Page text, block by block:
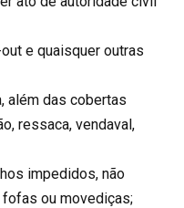
e quaisquer outras
além das cobertas
ressaca, vendaval,
impedidos, não
ou movediças;